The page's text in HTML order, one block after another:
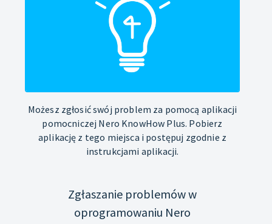
Możesz zgłosić swój problem za pomocą aplikacji
pomocniczej Nero KnowHow Plus. Pobierz
aplikację z tego miejsca i postępuj zgodnie z
instrukcjami aplikacji.
Zgłaszanie problemów w
oprogramowaniu Nero